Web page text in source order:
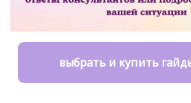
выбрать и купить